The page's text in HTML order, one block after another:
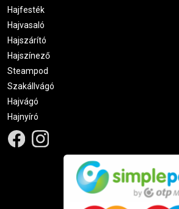
Hajfesték
Hajvasaló
Hajszárító
Hajszínező
Steampod
Szakállvágó
Hajvágó
Hajnyíró